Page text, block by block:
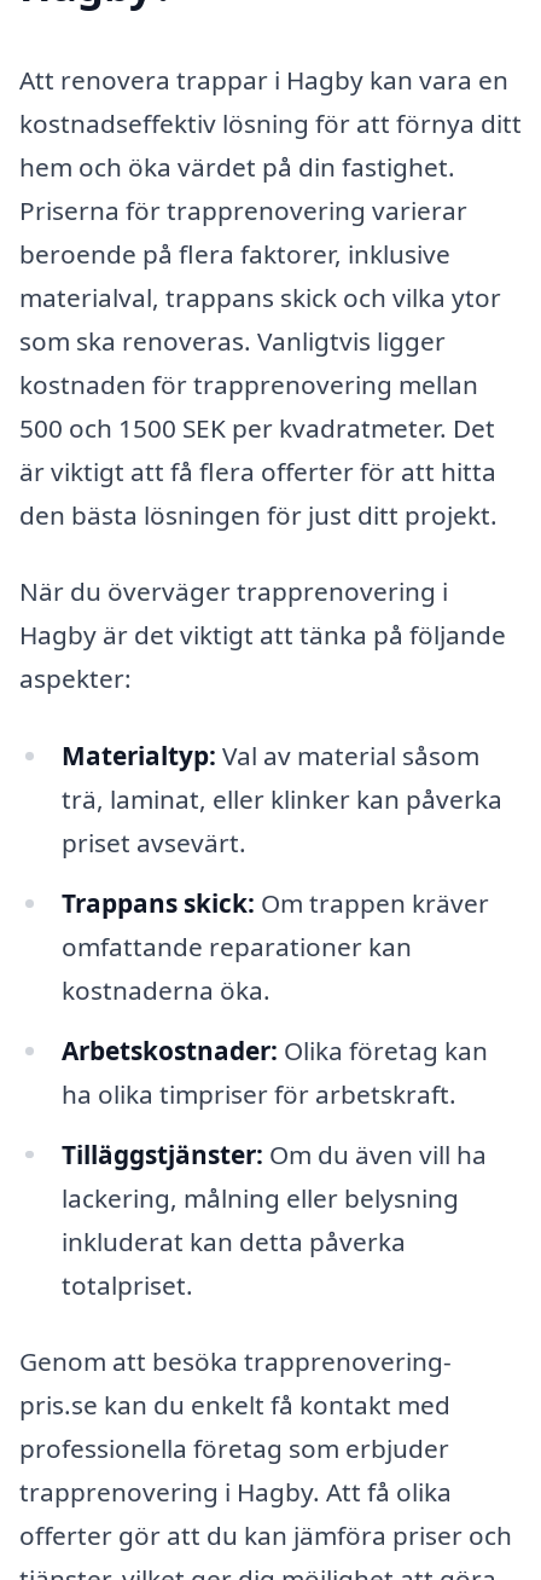
Att renovera trappar i Hagby kan vara en
kostnadseffektiv lösning för att förnya ditt
hem och öka värdet på din fastighet.
Priserna för trapprenovering varierar
beroende på flera faktorer, inklusive
materialval, trappans skick och vilka ytor
som ska renoveras. Vanligtvis ligger
kostnaden för trapprenovering mellan
500 och 1500 SEK per kvadratmeter. Det
är viktigt att få flera offerter för att hitta
den bästa lösningen för just ditt projekt.
När du överväger trapprenovering i
Hagby är det viktigt att tänka på följande
aspekter:
Materialtyp: Val av material såsom
trä, laminat, eller klinker kan påverka
priset avsevärt.
Trappans skick: Om trappen kräver
omfattande reparationer kan
kostnaderna öka.
Arbetskostnader: Olika företag kan
ha olika timpriser för arbetskraft.
Tilläggstjänster: Om du även vill ha
lackering, målning eller belysning
inkluderat kan detta påverka
totalpriset.
Genom att besöka trapprenovering-
pris.se kan du enkelt få kontakt med
professionella företag som erbjuder
trapprenovering i Hagby. Att få olika
offerter gör att du kan jämföra priser och